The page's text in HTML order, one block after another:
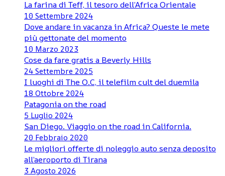
La farina di Teff, il tesoro dell’Africa Orientale
10 Settembre 2024
Dove andare in vacanza in Africa? Queste le mete
più gettonate del momento
10 Marzo 2023
Cose da fare gratis a Beverly Hills
24 Settembre 2025
I luoghi di The O.C, il telefilm cult del duemila
18 Ottobre 2024
Patagonia on the road
5 Luglio 2024
San Diego. Viaggio on the road in California.
20 Febbraio 2020
Le migliori offerte di noleggio auto senza deposito
all’aeroporto di Tirana
3 Agosto 2026